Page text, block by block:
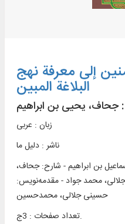
إلی معرفة نهج
البلاغة المبین
جحاف، یحیی بن ابراهیم
زبان : عربی
ناشر : دليل ما
بن ابراهیم - شارح: جحاف،
محمد جواد - مقدمه‌نويس:
حسینی جلالی، محمدحسین
تعداد صفحات : 3ج.